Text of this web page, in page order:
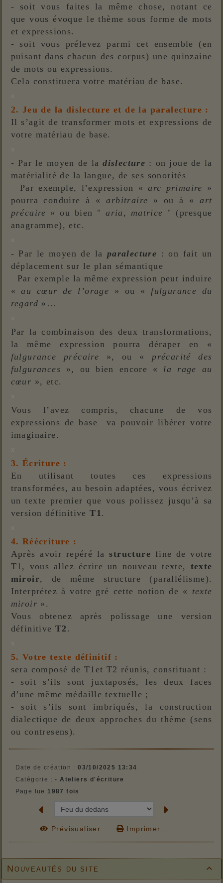

Nouveautés du site
- soit vous faites la même chose, notant ce
que vous évoque le thème sous forme de mots
et expressions.
- soit vous prélevez parmi cet ensemble (en
puisant dans chacun des corpus) une quinzaine
de mots ou expressions.
Cela constituera votre matériau de base.
x
2. Jeu de la dislecture et de la paralecture :
Il s’agit de transformer mots et expressions de
votre matériau de base.
x
- Par le moyen de ladislecture : on joue de la
matérialité de la langue, de ses sonorités
Par exemple, l’expression «arc primaire »
pourra conduire à «arbitraire » ou à «art
précaire » ou bien "aria, matrice " (presque
anagramme), etc.
x
- Par le moyen de la paralecture : on fait un
déplacement sur le plan sémantique
Par exemple la même expression peut induire
«au cœur de l’orage » ou « fulgurance du
regard »…
x
Par la combinaison des deux transformations,
la même expression pourra déraper en «
fulgurance précaire », ou « précarité des
fulgurances », ou bien encore « la rage au
cœur », etc.
x
Vous l’avez compris, chacune de vos
expressions de base va pouvoir libérer votre
imaginaire.
x
3. Écriture :
En utilisant toutes ces expressions
transformées, au besoin adaptées, vous écrivez
un texte premier que vous polissez jusqu’à sa
version définitive T1.
x
4. Réécriture :
Après avoir repéré lastructure fine de votre
T1, vous allez écrire un nouveau texte, texte
miroir, de même structure (parallélisme).
Interprétez à votre gré cette notion de « texte
miroir ».
Vous obtenez après polissage une version
définitive T2 .
x
5. Votre texte définitif :
sera composé de T1et T2 réunis, constituant :
- soit s’ils sont juxtaposés, les deux faces
d’une même médaille textuelle ;
- soit s’ils sont imbriqués, la construction
dialectique de deux approches du thème (sens
ou contresens).
Date de création :03/10/2025 13:34
Catégorie :- Ateliers d'écriture
Page lue 1987 fois
Prévisualiser... Imprimer...